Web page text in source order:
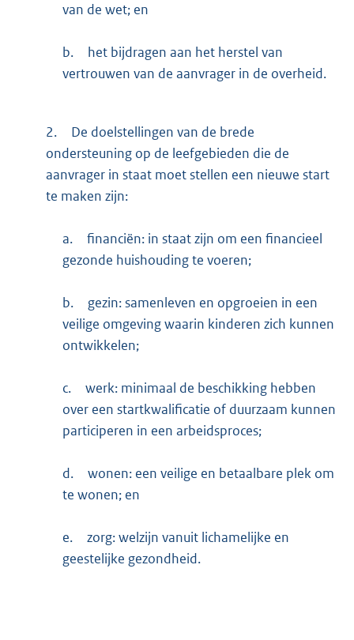
van de wet; en
b.
het bijdragen aan het herstel van
vertrouwen van de aanvrager in de overheid.
2.
De doelstellingen van de brede
ondersteuning op de leefgebieden die de
aanvrager in staat moet stellen een nieuwe start
te maken zijn:
a.
financiën: in staat zijn om een financieel
gezonde huishouding te voeren;
b.
gezin: samenleven en opgroeien in een
veilige omgeving waarin kinderen zich kunnen
ontwikkelen;
c.
werk: minimaal de beschikking hebben
over een startkwalificatie of duurzaam kunnen
participeren in een arbeidsproces;
d.
wonen: een veilige en betaalbare plek om
te wonen; en
e.
zorg: welzijn vanuit lichamelijke en
geestelijke gezondheid.